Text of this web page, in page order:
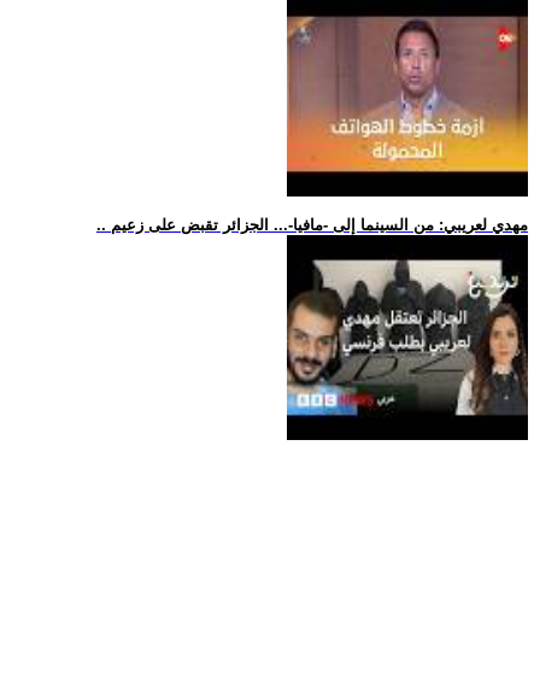
.. مهدي لعريبي: من السينما إلى -مافيا-... الجزائر تقبض على زعيم